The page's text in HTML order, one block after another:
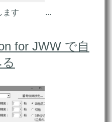
をします ...
for JWW で自